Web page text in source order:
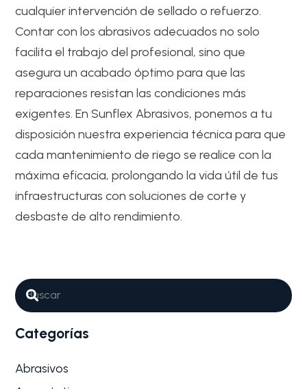
cualquier intervención de sellado o refuerzo.
Contar con los abrasivos adecuados no solo
facilita el trabajo del profesional, sino que
asegura un acabado óptimo para que las
reparaciones resistan las condiciones más
exigentes. En Sunflex Abrasivos, ponemos a tu
disposición nuestra experiencia técnica para que
cada mantenimiento de riego se realice con la
máxima eficacia, prolongando la vida útil de tus
infraestructuras con soluciones de corte y
desbaste de alto rendimiento.
Por qué son tan importantes los
Abrasivos para Reparación de
estructuras de riego
En el sector agrícola y de gestión hídrica, el
mantenimiento constante de…
Categorías
Abrasivos